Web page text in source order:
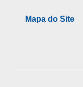
Mapa do Site